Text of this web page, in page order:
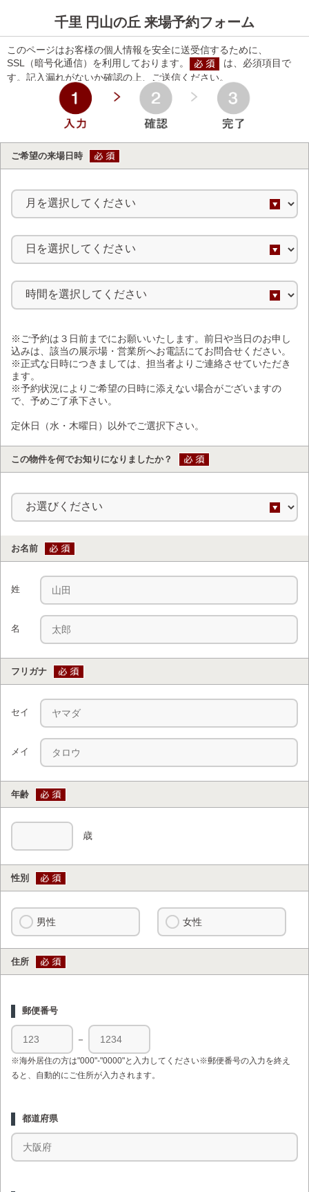
千里 円山の丘 来場予約フォーム
このページはお客様の個人情報を安全に送受信するために、
SSL（暗号化通信）を利用しております。
は、必須項目で
す。記入漏れがないか確認の上、ご送信ください。
ご希望の来場日時
※ご予約は３日前までにお願いいたします。前日や当日のお申し
込みは、該当の展示場・営業所へお電話にてお問合せください。
※正式な日時につきましては、担当者よりご連絡させていただき
ます。
※予約状況によりご希望の日時に添えない場合がございますの
で、予めご了承下さい。
定休日（水・木曜日）以外でご選択下さい。
この物件を何でお知りになりましたか？
お名前
姓
名
フリガナ
セイ
メイ
年齢
歳
性別
男性 女性
住所
郵便番号
－
※海外居住の方は"000"-"0000"と入力してください※郵便番号の入力を終え
ると、自動的にご住所が入力されます。
都道府県